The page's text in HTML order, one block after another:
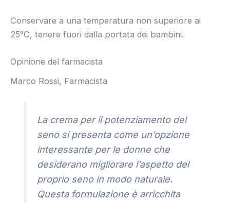
Conservare a una temperatura non superiore ai
25°C, tenere fuori dalla portata dei bambini.
Opinione del farmacista
Marco Rossi, Farmacista
La crema per il potenziamento del
seno si presenta come un’opzione
interessante per le donne che
desiderano migliorare l’aspetto del
proprio seno in modo naturale.
Questa formulazione è arricchita